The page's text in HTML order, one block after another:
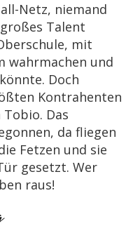
Netz, niemand
Talent
mit
wahrmachen und
Doch
Kontrahenten
Das
da fliegen
Fetzen und sie
gesetzt. Wer
raus!